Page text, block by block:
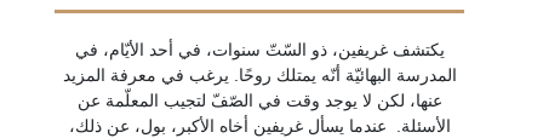
يكتشف غريفين، ذو السّتّ سنوات، في أحد الأيّام، في
المدرسة البهائيّة أنّه يمتلك روحًا. يرغب في معرفة المزيد
عنها، لكن لا يوجد وقت في الصّفّ لتجيب المعلّمة عن
الأسئلة. عندما يسأل غريفين أخاه الأكبر، بول، عن ذلك،